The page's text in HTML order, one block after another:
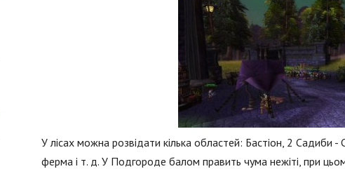
У лісах можна розвідати кілька областей: Бастіон, 2 Садиби
ферма і т. д. У Подгороде балом править чума нежіті, при